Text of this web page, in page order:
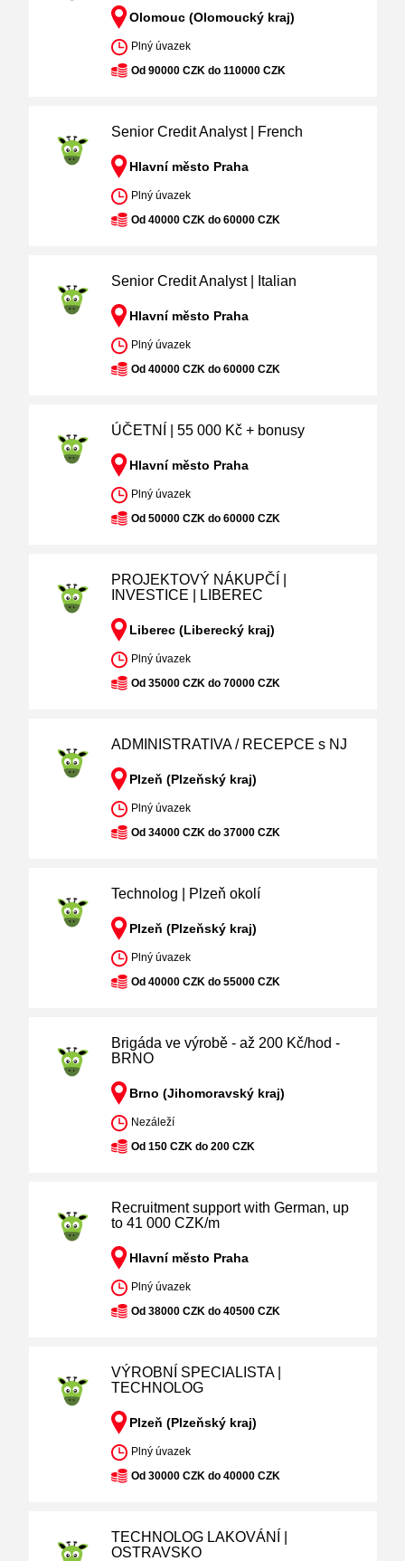
Olomouc (Olomoucký kraj)
Plný úvazek
Od 90000 CZK do 110000 CZK
Senior Credit Analyst | French
Hlavní město Praha
Plný úvazek
Od 40000 CZK do 60000 CZK
Senior Credit Analyst | Italian
Hlavní město Praha
Plný úvazek
Od 40000 CZK do 60000 CZK
ÚČETNÍ | 55 000 Kč + bonusy
Hlavní město Praha
Plný úvazek
Od 50000 CZK do 60000 CZK
PROJEKTOVÝ NÁKUPČÍ |
INVESTICE | LIBEREC
Liberec (Liberecký kraj)
Plný úvazek
Od 35000 CZK do 70000 CZK
ADMINISTRATIVA / RECEPCE s NJ
Plzeň (Plzeňský kraj)
Plný úvazek
Od 34000 CZK do 37000 CZK
Technolog | Plzeň okolí
Plzeň (Plzeňský kraj)
Plný úvazek
Od 40000 CZK do 55000 CZK
Brigáda ve výrobě - až 200 Kč/hod -
BRNO
Brno (Jihomoravský kraj)
Nezáleží
Od 150 CZK do 200 CZK
Recruitment support with German, up
to 41 000 CZK/m
Hlavní město Praha
Plný úvazek
Od 38000 CZK do 40500 CZK
VÝROBNÍ SPECIALISTA |
TECHNOLOG
Plzeň (Plzeňský kraj)
Plný úvazek
Od 30000 CZK do 40000 CZK
TECHNOLOG LAKOVÁNÍ |
OSTRAVSKO